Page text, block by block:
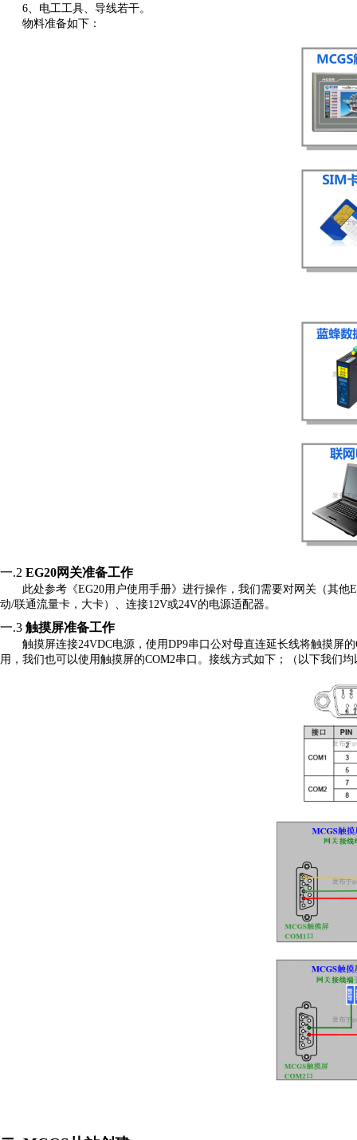
6、电工工具、导线若干。
物料准备如下：
一.2 EG20网关准备工作
此处参考《EG20用户使用手册》进行操作，我们需要对网关（其他
动/联通流量卡， 大卡）、连接12V或24V的电源适配器。
一.3 触摸屏准备工作
触摸屏连接24VDC电源，使用DP9串口公对母直连延长线将触摸屏的
用，我们也可以使用触摸屏的COM2串口 。 接线方式如下；（以下我们均